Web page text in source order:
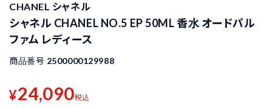
CHANEL シャネル
シャネル CHANEL NO.5 EP 50ML 香水 オードパル
ファム レディース
商品番号 2500000129988
¥24,090税込